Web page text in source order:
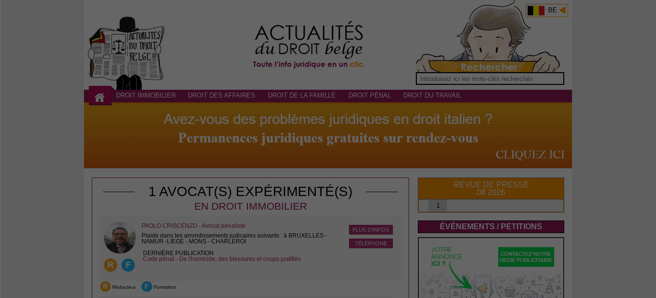
BE
DROIT IMMOBILIER DROIT DES AFFAIRES DROIT DE LA FAMILLE DROIT PÉNAL DROIT DU TRAVAIL
1 AVOCAT(S) EXPÉRIMENTÉ(S)
EN DROIT IMMOBILIER
R F
PLUS D'INFOS
TÉLÉPHONE
PAOLO CRISCENZO - Avocat pénaliste
Plaide dans les arrondissements judicaires suivants : à BRUXELLES -
NAMUR -LIEGE - MONS - CHARLEROI
DERNIÈRE PUBLICATION
Code pénal - De l'homicide, des blessures et coups justifiés
R Rédacteur F Formation
REVUE DE PRESSE
08 2026
1
ÉVÉNEMENTS / PETITIONS